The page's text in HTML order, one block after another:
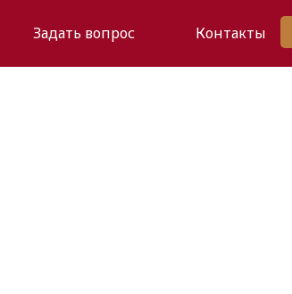
Задать вопрос Контакты